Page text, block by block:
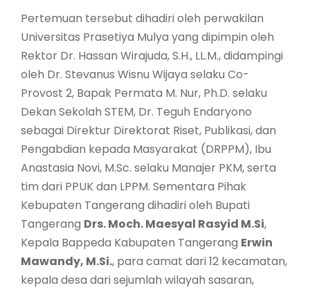
Pertemuan tersebut dihadiri oleh perwakilan
Universitas Prasetiya Mulya yang dipimpin oleh
Rektor Dr. Hassan Wirajuda, S.H., LL.M., didampingi
oleh Dr. Stevanus Wisnu Wijaya selaku Co-
Provost 2, Bapak Permata M. Nur, Ph.D. selaku
Dekan Sekolah STEM, Dr. Teguh Endaryono
sebagai Direktur Direktorat Riset, Publikasi, dan
Pengabdian kepada Masyarakat (DRPPM), Ibu
Anastasia Novi, M.Sc. selaku Manajer PKM, serta
tim dari PPUK dan LPPM. Sementara Pihak
Kebupaten Tangerang dihadiri oleh Bupati
Tangerang Drs. Moch. Maesyal Rasyid M.Si,
Kepala Bappeda Kabupaten Tangerang Erwin
Mawandy, M.Si., para camat dari 12 kecamatan,
kepala desa dari sejumlah wilayah sasaran,